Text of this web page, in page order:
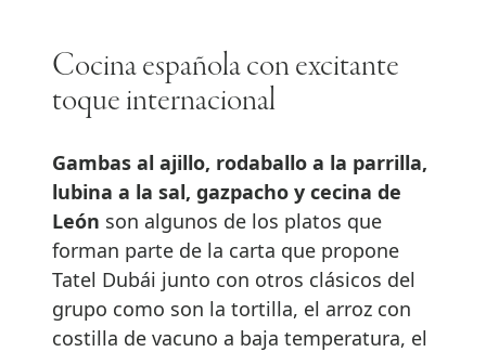
Cocina española con excitante
toque internacional
Gambas al ajillo, rodaballo a la parrilla,
lubina a la sal, gazpacho y cecina de
León son algunos de los platos que
forman parte de la carta que propone
Tatel Dubái junto con otros clásicos del
grupo como son la tortilla, el arroz con
costilla de vacuno a baja temperatura, el